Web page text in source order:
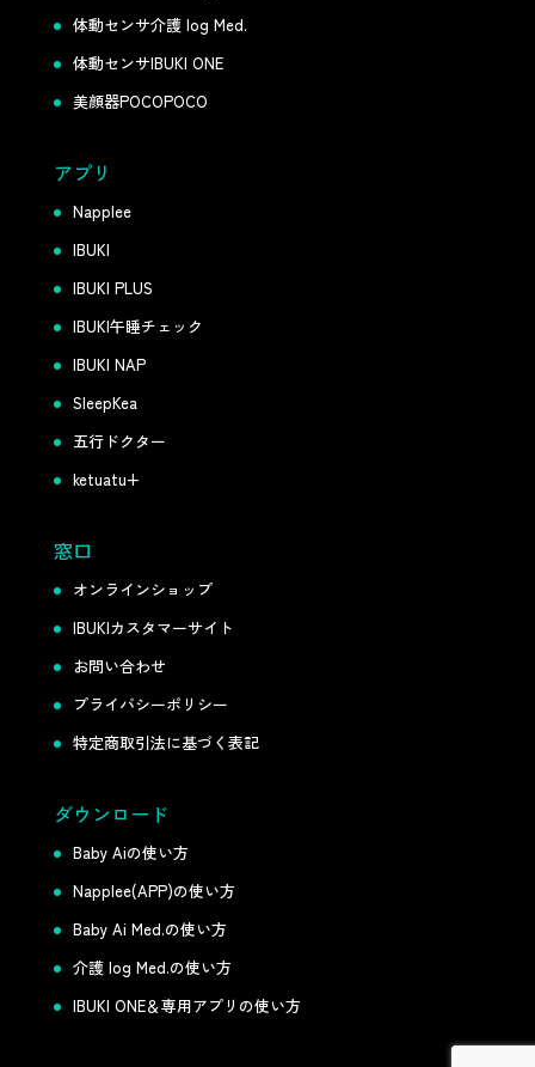
体動センサ介護 log Med.
体動センサIBUKI ONE
美顔器POCOPOCO
アプリ
Napplee
IBUKI
IBUKI PLUS
IBUKI午睡チェック
IBUKI NAP
SleepKea
五行ドクター
ketuatu+
窓口
オンラインショップ
IBUKIカスタマーサイト
お問い合わせ
プライバシーポリシー
特定商取引法に基づく表記
ダウンロード
Baby Aiの使い方
Napplee(APP)の使い方
Baby Ai Med.の使い方
介護 log Med.の使い方
IBUKI ONE＆専用アプリの使い方